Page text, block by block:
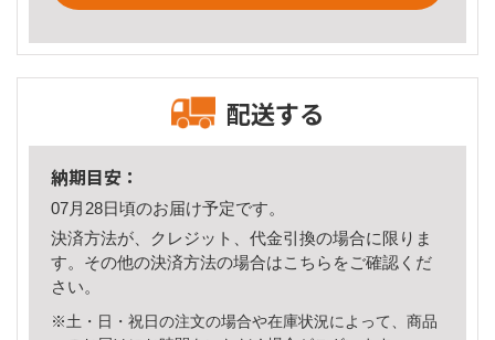
配送する
納期目安：
07月28日頃のお届け予定です。
決済方法が、クレジット、代金引換の場合に限りま
す。その他の決済方法の場合はこちら をご確認くだ
さい。
※土・日・祝日の注文の場合や在庫状況によって、商品